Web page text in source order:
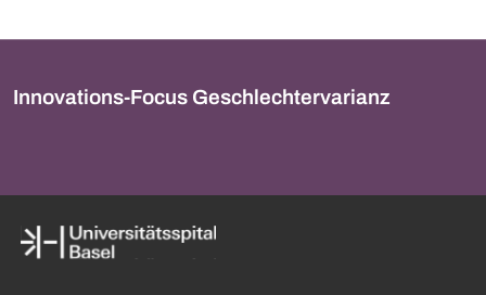
Innovations-Focus Geschlechtervarianz